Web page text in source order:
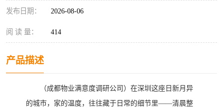
发布日期： 2026-08-06
阅 读 量： 414
产品描述
（成都物业满意度调研公司）在深圳这座日新月异
的城市，家的温度，往往藏于日常的细节里——清晨整